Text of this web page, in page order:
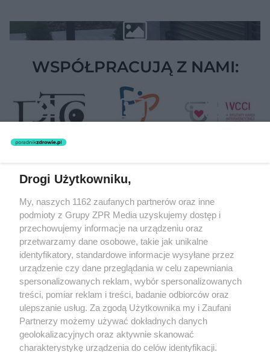
WSPÓŁPRACUJĄ Z NAMI:
rozpowszechniany lub dalej rozpowszechniany w jakikolwiek sposób
(w tym także elektroniczny lub mechaniczny) na jakimkolwiek polu
eksploatacji w jakiejkolwiek formie, włącznie z umieszczaniem w
Internecie bez pisemnej zgody właściciela praw. Jakiekolwiek użycie
lub wykorzystanie utworów w całości lub w części z naruszeniem
prawa, tzn. bez właściwej zgody, jest zabronione pod groźbą kary i
może być ścigane prawnie.
O nas
Drogi Użytkowniku,
My, naszych 1162 zaufanych partnerów oraz inne
podmioty z Grupy ZPR Media uzyskujemy dostęp i
przechowujemy informacje na urządzeniu oraz
przetwarzamy dane osobowe, takie jak unikalne
identyfikatory, standardowe informacje wysyłane przez
urządzenie czy dane przeglądania w celu zapewniania
spersonalizowanych reklam, wybór spersonalizowanych
treści, pomiar reklam i treści, badanie odbiorców oraz
ulepszanie usług. Za zgodą Użytkownika my i Zaufani
Partnerzy możemy używać dokładnych danych
geolokalizacyjnych oraz aktywnie skanować
charakterystykę urządzenia do celów identyfikacji.